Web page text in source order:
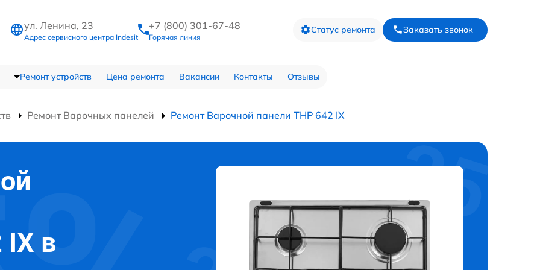
ул. Ленина, 23
Адрес сервисного центра Indesit
+7 (800) 301-67-48
Горячая линия
Статус ремонта Заказать звонок
Ремонт устройств Цена ремонта Вакансии Контакты Отзывы
Ремонт Варочных панелей Ремонт Варочной панели THP 642 IX
IX в